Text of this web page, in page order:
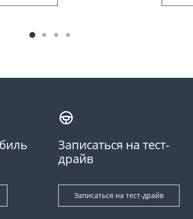
Записаться на тест-
драйв
Записаться на тест-драйв